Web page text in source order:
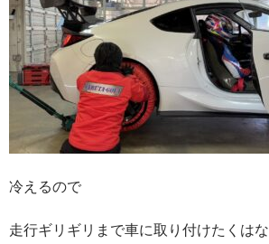
冷えるので
走行ギリギリまで車に取り付けたくは